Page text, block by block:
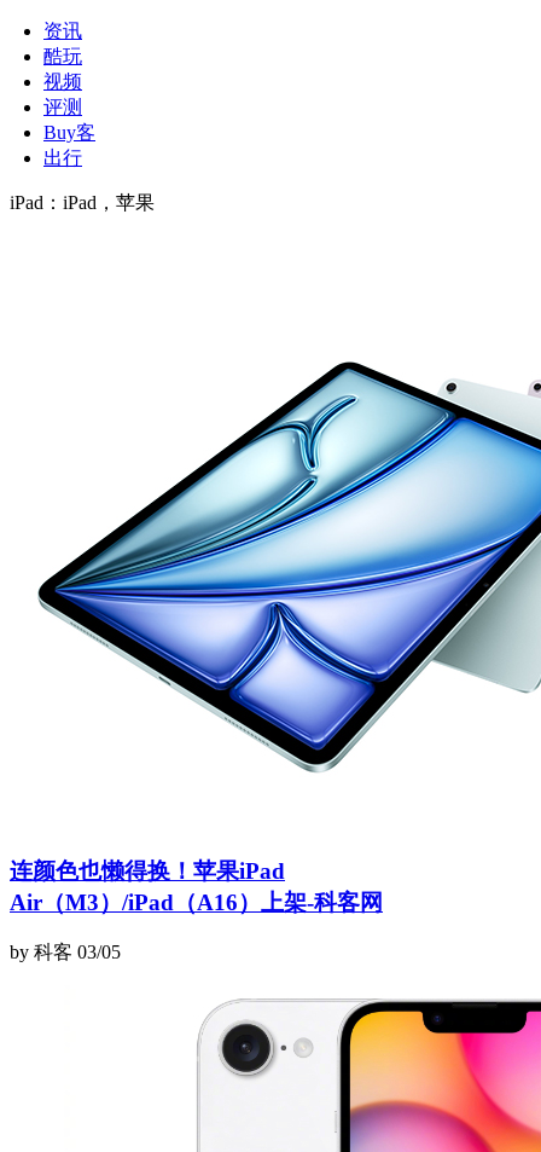
资讯
酷玩
视频
评测
Buy客
出行
iPad ： iPad，苹果
连颜色也懒得换！苹果iPad
Air（M3）/iPad（A16）上架-科客网
by 科客 03/05